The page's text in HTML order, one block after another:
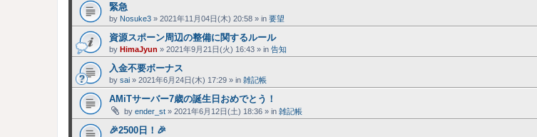
緊急
by Nosuke3 » 2021年11月04日(木) 20:58 » in 要望
資源スポーン周辺の整備に関するルール
by HimaJyun » 2021年9月21日(火) 16:43 » in 告知
入金不要ボーナス
by sai » 2021年6月24日(木) 17:29 » in 雑記帳
AMiTサーバー7歳の誕生日おめでとう！
by ender_st » 2021年6月12日(土) 18:36 » in 雑記帳
🎉2500日！🎉